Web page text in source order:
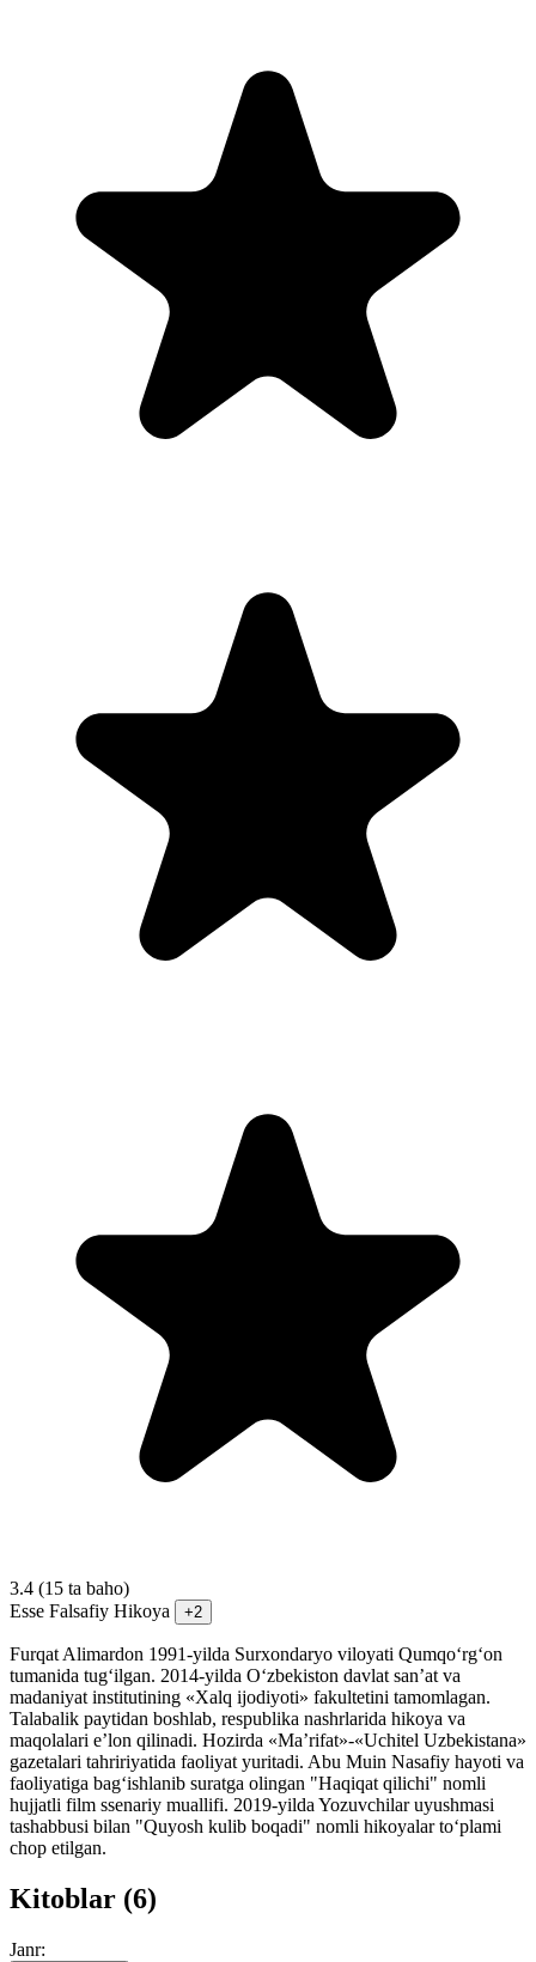
3.4 (15 ta baho)
Esse Falsafiy Hikoya +2
Furqat Alimardon 1991-yilda Surxondaryo viloyati Qumqo‘rg‘on
tumanida tug‘ilgan. 2014-yilda O‘zbekiston davlat san’at va
madaniyat institutining «Xalq ijodiyoti» fakultetini tamomlagan.
Talabalik paytidan boshlab, respublika nashrlarida hikoya va
maqolalari e’lon qilinadi. Hozirda «Ma’rifat»-«Uchitel Uzbekistana»
gazetalari tahririyatida faoliyat yuritadi. Abu Muin Nasafiy hayoti va
faoliyatiga bag‘ishlanib suratga olingan "Haqiqat qilichi" nomli
hujjatli film ssenariy muallifi. 2019-yilda Yozuvchilar uyushmasi
tashabbusi bilan "Quyosh kulib boqadi" nomli hikoyalar to‘plami
chop etilgan.
Kitoblar (6)
Janr: